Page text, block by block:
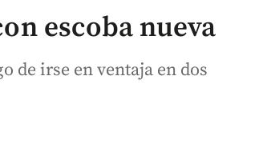
escoba nueva
de irse en ventaja en dos